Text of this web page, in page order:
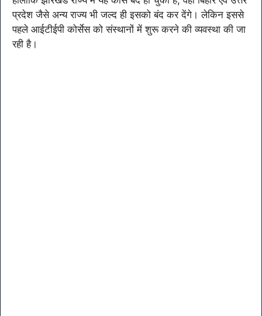
प्रदेश जैसे अन्य राज्य भी जल्द ही इसको बंद कर देंगे। लेकिन इससे
पहले आईटीईपी कोर्सेस को संस्थानों में शुरू करने की व्यवस्था की जा
रही है।